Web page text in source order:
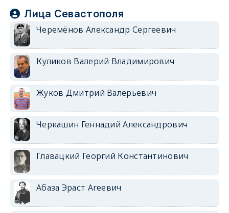
Лица Севастополя
Черемёнов Александр Сергеевич
Куликов Валерий Владимирович
Жуков Дмитрий Валерьевич
Черкашин Геннадий Александрович
Главацкий Георгий Константинович
Абаза Эраст Агеевич